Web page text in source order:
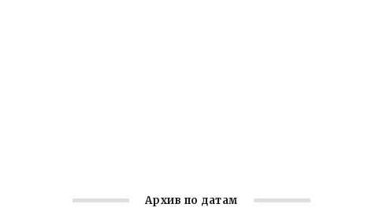
Архив по датам